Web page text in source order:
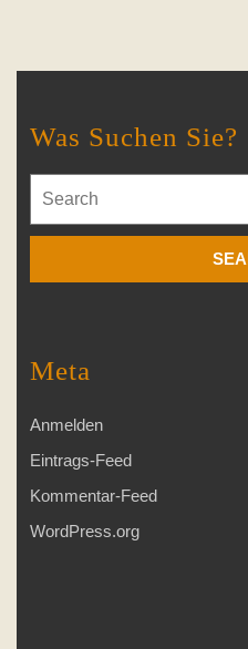
Was Suchen Sie?
for:
Meta
Anmelden
Eintrags-Feed
Kommentar-Feed
WordPress.org